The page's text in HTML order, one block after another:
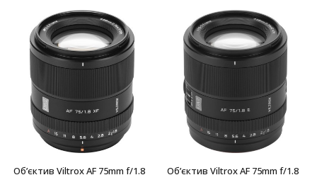
Обʼєктив Viltrox AF 75mm f/1.8
Обʼєктив Viltrox AF 75mm f/1.8